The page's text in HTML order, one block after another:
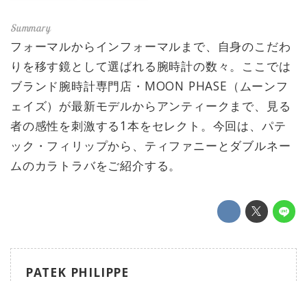
フォーマルからインフォーマルまで、自身のこだわ
りを移す鏡として選ばれる腕時計の数々。ここでは
ブランド腕時計専門店・MOON PHASE（ムーンフ
ェイズ）が最新モデルからアンティークまで、見る
者の感性を刺激する1本をセレクト。今回は、パテ
ック・フィリップから、ティファニーとダブルネー
ムのカラトラバをご紹介する。
PATEK PHILIPPE